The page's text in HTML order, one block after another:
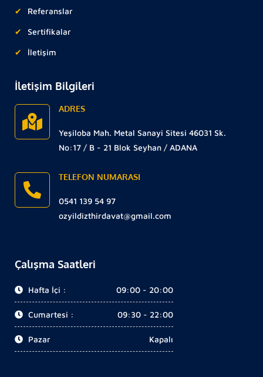
Referanslar
Sertifikalar
İletişim
İletişim Bilgileri
ADRES
Yeşiloba Mah. Metal Sanayi Sitesi 46031 Sk.
No:17 / B - 21 Blok Seyhan / ADANA
TELEFON NUMARASI
0541 139 54 97
ozyildizthirdavat@gmail.com
Çalışma Saatleri
Hafta İçi : 09:00 - 20:00
Cumartesi : 09:30 - 22:00
Pazar Kapalı